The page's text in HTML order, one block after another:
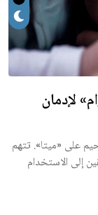
لإدمان
على «ميتا». تتهم
إلى الاستخدام